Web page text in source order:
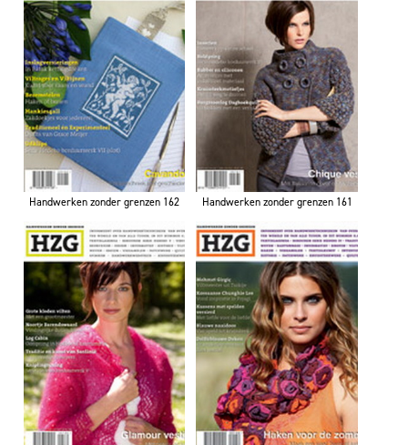
Handwerken zonder grenzen 162 Handwerken zonder grenzen 161